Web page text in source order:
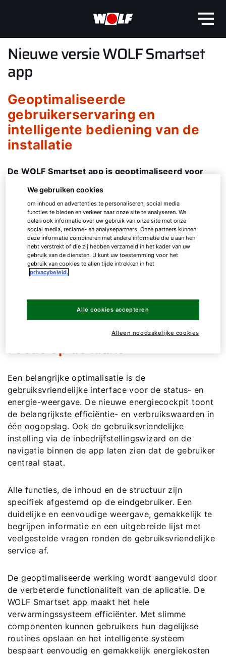
Nieuwe versie WOLF Smartset
app
Geoptimaliseerde
gebruikerservaring en
intelligente bediening van de
installatie
De WOLF Smartset app is geoptimaliseerd voor
versie stelt klanten in staat om alle WOLF
apparaten - verwarming, woonhuisventilatie en
zonne-boilers- intelligent te bedienen met één
enkele applicatie. Dit maakt het voor gebruikers
eenvoudig om efficiënt energie en kosten te
besparen. De intuïtieve bediening maakt
besturing van de gehele installatie vanaf elke
Een belangrijke optimalisatie is de
gebruiksvriendelijke interface voor de status- en
energie-weergave. De nieuwe energiecockpit toont
de belangrijkste efficiëntie- en verbruikswaarden in
één oogopslag. Ook de gebruiksvriendelijke
instelling via de inbedrijfstellingswizard en de
navigatie binnen de app laten zien dat de gebruiker
centraal staat.
Alle functies, de inhoud en de structuur zijn
specifiek afgestemd op de eindgebruiker. Een
duidelijke en eenvoudige weergave, gemakkelijk te
begrijpen informatie en een uitgebreide lijst met
veelgestelde vragen ronden de gebruiksvriendelijke
service af.
De geoptimaliseerde werking wordt aangevuld door
de verbeterde functionaliteit van de aplicatie. De
WOLF Smartset app maakt het hele
verwarmingssysteem efficiënter. Met slimme
componenten kunnen gebruikers hun dagelijkse
routines opslaan en het intelligente systeem
bespaart eenvoudig en gemakkelijk energiekosten
Hallo!
Hoe kunnen wij u helpen?
Contact met het team
Mail de WOLF Service
Adresgegevens
Downloads
Service App
We gebruiken cookies
om inhoud en advertenties te personaliseren, social media
functies te bieden en verkeer naar onze site te analyseren. We
delen ook informatie over uw gebruik van onze site met onze
social media, reclame- en analysepartners. Onze partners kunnen
deze informatie combineren met andere informatie die u aan hen
hebt verstrekt of die zij hebben verzameld in het kader van uw
gebruik van de diensten. U kunt uw toestemming voor het
gebruik van cookies te allen tijde intrekken in het
privacybeleid.
Alleen noodzakelijke cookies
Alle cookies accepteren